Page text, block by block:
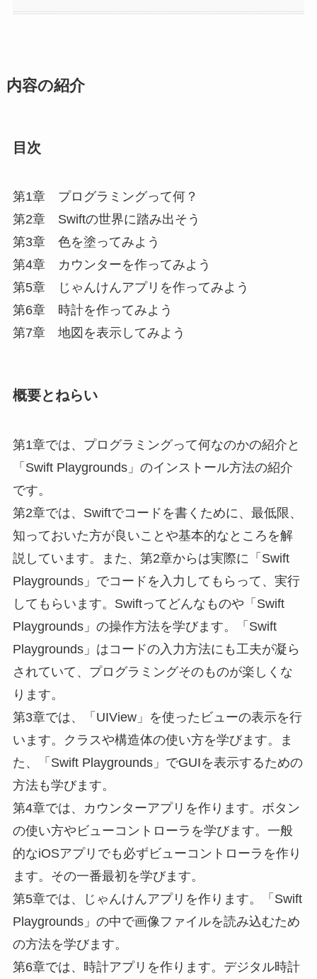
内容の紹介
目次
第1章 プログラミングって何？
第2章 Swiftの世界に踏み出そう
第3章 色を塗ってみよう
第4章 カウンターを作ってみよう
第5章 じゃんけんアプリを作ってみよう
第6章 時計を作ってみよう
第7章 地図を表示してみよう
概要とねらい
第1章では、プログラミングって何なのかの紹介と
「Swift Playgrounds」のインストール方法の紹介
です。
第2章では、Swiftでコードを書くために、最低限、
知っておいた方が良いことや基本的なところを解
説しています。また、第2章からは実際に「Swift
Playgrounds」でコードを入力してもらって、実行
してもらいます。Swiftってどんなものや「Swift
Playgrounds」の操作方法を学びます。「Swift
Playgrounds」はコードの入力方法にも工夫が凝ら
されていて、プログラミングそのものが楽しくな
ります。
第3章では、「UIView」を使ったビューの表示を行
います。クラスや構造体の使い方を学びます。ま
た、「Swift Playgrounds」でGUIを表示するための
方法も学びます。
第4章では、カウンターアプリを作ります。ボタン
の使い方やビューコントローラを学びます。一般
的なiOSアプリでも必ずビューコントローラを作り
ます。その一番最初を学びます。
第5章では、じゃんけんアプリを作ります。「Swift
Playgrounds」の中で画像ファイルを読み込むため
の方法を学びます。
第6章では、時計アプリを作ります。デジタル時計